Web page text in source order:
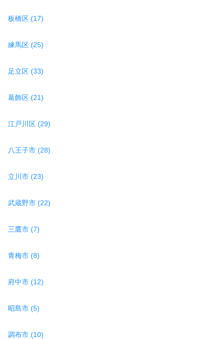
板橋区 (17)
練馬区 (25)
足立区 (33)
葛飾区 (21)
江戸川区 (29)
八王子市 (28)
立川市 (23)
武蔵野市 (22)
三鷹市 (7)
青梅市 (8)
府中市 (12)
昭島市 (5)
調布市 (10)